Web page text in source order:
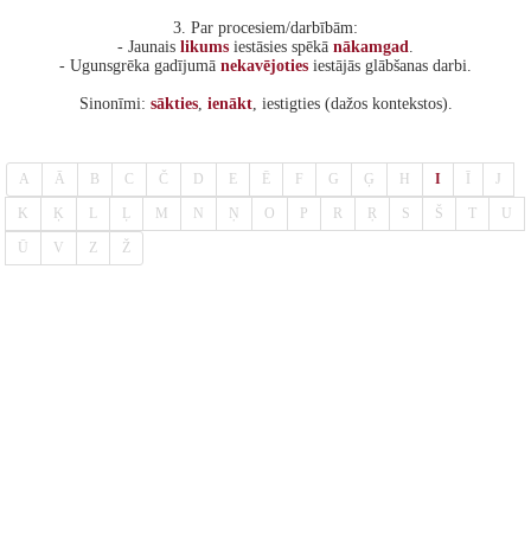
3. Par procesiem/darbībām:
- Jaunais likums iestāsies spēkā nākamgad.
- Ugunsgrēka gadījumā nekavējoties iestājās glābšanas darbi.
Sinonīmi: sākties, ienākt, iestigties (dažos kontekstos).
A Ā B C Č D E Ē F G Ģ H I J
K Ķ L Ļ M N Ņ O P R Ŗ S Š T U
Ū V Z Ž